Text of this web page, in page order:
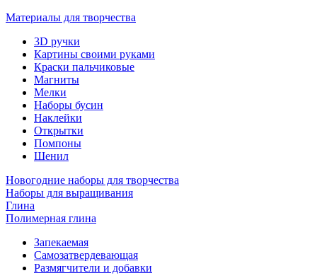
Материалы для творчества
3D ручки
Картины своими руками
Краски пальчиковые
Магниты
Мелки
Наборы бусин
Наклейки
Открытки
Помпоны
Шенил
Новогодние наборы для творчества
Наборы для выращивания
Глина
Полимерная глина
Запекаемая
Самозатвердевающая
Размягчители и добавки